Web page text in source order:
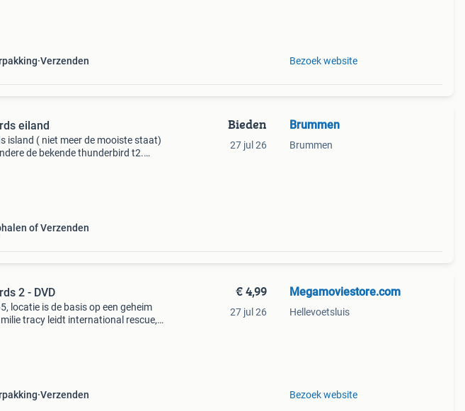
Verzenden Bezoek website
eiland
island ( niet meer de mooiste staat)
de bekende thunderbird t2.
of Verzenden
Bieden
27 jul 26
Brummen
Brummen
2 - DVD
locatie is de basis op een geheim
tracy leidt international rescue,
Verzenden
€ 4,99
27 jul 26
Megamoviestore.com
Hellevoetsluis
Bezoek website